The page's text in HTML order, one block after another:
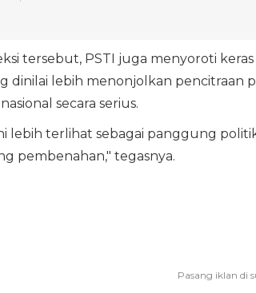
tersebut, PSTI juga menyoroti
dinilai lebih menonjolkan pencitraan
secara serius.
lebih terlihat sebagai panggung
pembenahan," tegasnya.